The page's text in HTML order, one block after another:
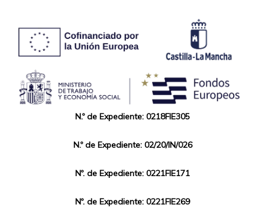
N.º de Expediente: 0218FIE305
N.º de Expediente: 02/20/IN/026
Nº. de Expediente: 0221FIE171
Nº. de Expediente: 0221FIE269